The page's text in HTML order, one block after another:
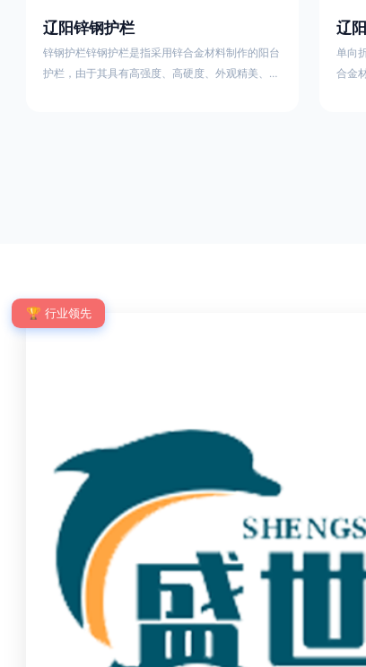
辽阳锌钢护栏
锌钢护栏锌钢护栏是指采用锌合金材料制作的阳台
护栏，由于其具有高强度、高硬度、外观精美、色
辽
单向
合金
栓
🏆 行业领先